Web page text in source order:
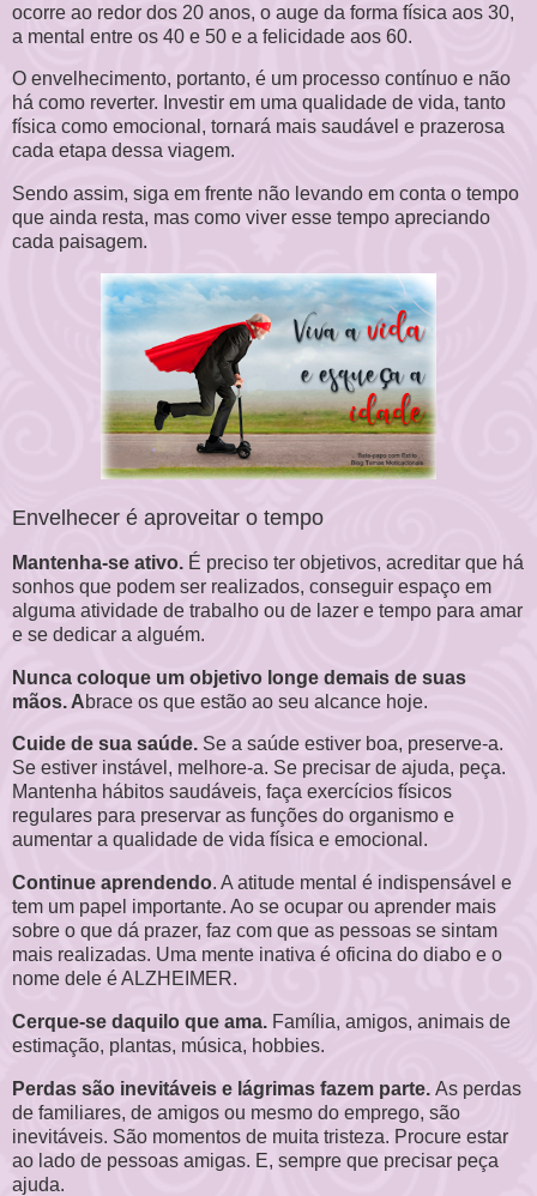
ocorre ao redor dos 20 anos, o auge da forma física aos 30,
a mental entre os 40 e 50 e a felicidade aos 60.
O envelhecimento, portanto, é um processo contínuo e não
há como reverter. Investir em uma qualidade de vida, tanto
física como emocional, tornará mais saudável e prazerosa
cada etapa dessa viagem.
Sendo assim, siga em frente não levando em conta o tempo
que ainda resta, mas como viver esse tempo apreciando
cada paisagem.
Envelhecer é aproveitar o tempo
Mantenha-se ativo. É preciso ter objetivos, acreditar que há
sonhos que podem ser realizados, conseguir espaço em
alguma atividade de trabalho ou de lazer e tempo para amar
e se dedicar a alguém.
Nunca coloque um objetivo longe demais de suas
mãos. Abrace os que estão ao seu alcance hoje.
Cuide de sua saúde. Se a saúde estiver boa, preserve-a.
Se estiver instável, melhore-a. Se precisar de ajuda, peça.
Mantenha hábitos saudáveis, faça exercícios físicos
regulares para preservar as funções do organismo e
aumentar a qualidade de vida física e emocional.
Continue aprendendo. A atitude mental é indispensável e
tem um papel importante. Ao se ocupar ou aprender mais
sobre o que dá prazer, faz com que as pessoas se sintam
mais realizadas. Uma mente inativa é oficina do diabo e o
nome dele é ALZHEIMER.
Cerque-se daquilo que ama. Família, amigos, animais de
estimação, plantas, música, hobbies.
Perdas são inevitáveis e lágrimas fazem parte. As perdas
de familiares, de amigos ou mesmo do emprego, são
inevitáveis. São momentos de muita tristeza. Procure estar
ao lado de pessoas amigas. E, sempre que precisar peça
ajuda.